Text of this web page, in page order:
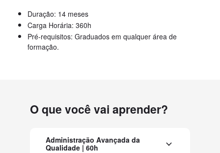
Duração: 14 meses
Carga Horária: 360h
Pré-requisitos: Graduados em qualquer área de
formação.
O que você vai aprender?
Administração Avançada da
Qualidade | 60h